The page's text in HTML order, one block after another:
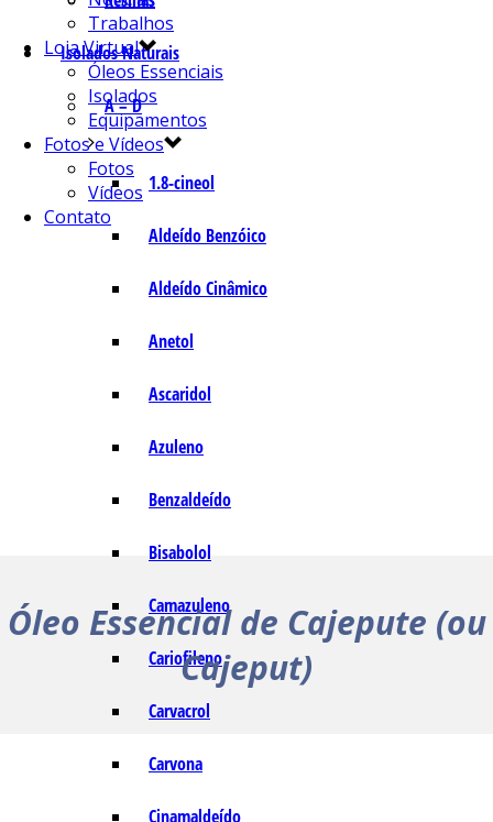
Isolados Naturais
A – D
1.8-cineol
Aldeído Benzóico
Aldeído Cinâmico
Anetol
Ascaridol
Azuleno
Benzaldeído
Bisabolol
Camazuleno
Cariofileno
Carvacrol
Carvona
Cinamaldeído
Trabalhos
Loja Virtual
Óleos Essenciais
Isolados
Equipamentos
Fotos e Vídeos
Fotos
Vídeos
Contato
Óleo Essencial de Cajepute (ou
Cajeput)